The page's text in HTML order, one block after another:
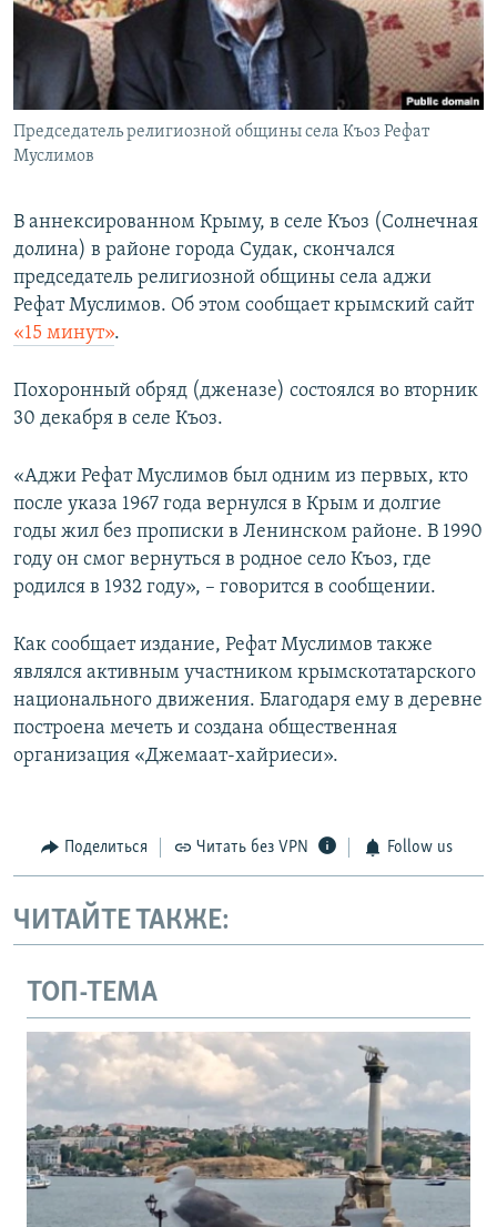
ПОБЕДИТЕЛЕЙ НЕ СУДЯТ?
КРЫМ.НЕПОКОРЕННЫЙ
ELIFBE
УКРАИНСКАЯ ПРОБЛЕМА КРЫМА
ПРИСОЕДИНЯЙТЕСЬ!
Председатель религиозной общины села Къоз Рефат
Муслимов
В аннексированном Крыму, в селе Къоз (Солнечная
долина) в районе города Судак, скончался
председатель религиозной общины села аджи
Рефат Муслимов. Об этом сообщает крымский сайт
«15 минут».
Похоронный обряд (дженазе) состоялся во вторник
30 декабря в селе Къоз.
«Аджи Рефат Муслимов был одним из первых, кто
после указа 1967 года вернулся в Крым и долгие
годы жил без прописки в Ленинском районе. В 1990
году он смог вернуться в родное село Къоз, где
родился в 1932 году», – говорится в сообщении.
Как сообщает издание, Рефат Муслимов также
являлся активным участником крымскотатарского
национального движения. Благодаря ему в деревне
построена мечеть и создана общественная
организация «Джемаат-хайриеси».
Поделиться Читать без VPN Follow us
ЧИТАЙТЕ ТАКЖЕ:
ТОП-ТЕМА